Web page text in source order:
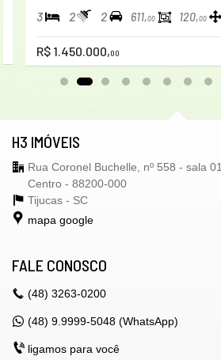
3 2 2 611,00 120,00
R$ 1.450.000,00
H3 IMÓVEIS
Rua Coronel Buchelle, nº 558 - sala 01
Centro - 88200-000
Tijucas - SC
mapa google
FALE CONOSCO
(48) 3263-0200
(48) 9.9999-5048 (WhatsApp)
ligamos para você